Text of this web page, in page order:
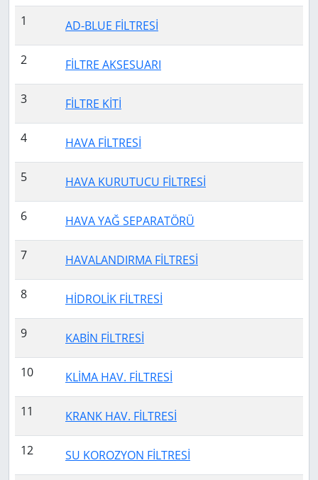
1
AD-BLUE FİLTRESİ
2 FİLTRE AKSESUARI
3 FİLTRE KİTİ
4 HAVA FİLTRESİ
5 HAVA KURUTUCU FİLTRESİ
6 HAVA YAĞ SEPARATÖRÜ
7 HAVALANDIRMA FİLTRESİ
8 HİDROLİK FİLTRESİ
9 KABİN FİLTRESİ
10 KLİMA HAV. FİLTRESİ
11 KRANK HAV. FİLTRESİ
12 SU KOROZYON FİLTRESİ